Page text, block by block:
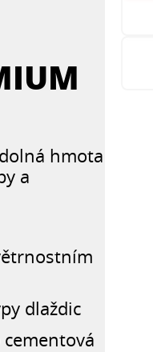
hmota
a
dlaždic